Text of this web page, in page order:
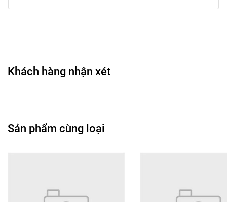
Khách hàng nhận xét
Sản phẩm cùng loại